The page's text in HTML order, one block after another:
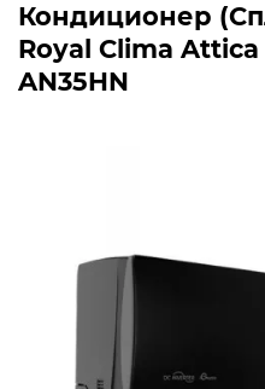
Кондиционер
Royal Clima
AN35HN